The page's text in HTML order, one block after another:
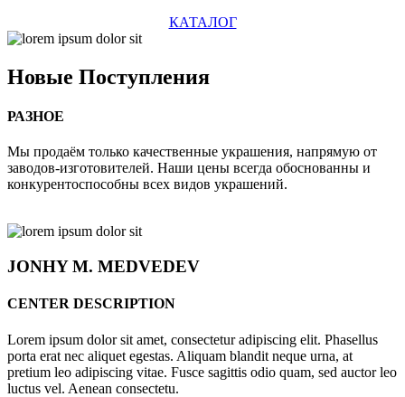
КАТАЛОГ
Новые Поступления
РАЗНОЕ
Мы продаём только качественные украшения, напрямую от
заводов-изготовителей. Наши цены всегда обоснованны и
конкурентоспособны всех видов украшений.
JONHYM. MEDVEDEV
CENTER DESCRIPTION
Lorem ipsum dolor sit amet, consectetur adipiscing elit. Phasellus
porta erat nec aliquet egestas. Aliquam blandit neque urna, at
pretium leo adipiscing vitae. Fusce sagittis odio quam, sed auctor leo
luctus vel. Aenean consectetu.